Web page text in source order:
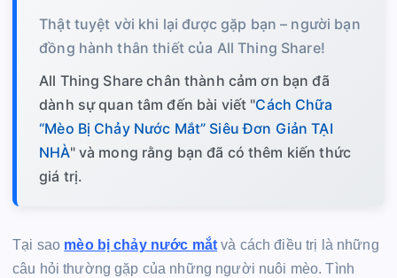
Thật tuyệt vời khi lại được gặp bạn – người bạn
đồng hành thân thiết của All Thing Share!
All Thing Share chân thành cảm ơn bạn đã
dành sự quan tâm đến bài viết "Cách Chữa
“Mèo Bị Chảy Nước Mắt” Siêu Đơn Giản TẠI
NHÀ" và mong rằng bạn đã có thêm kiến thức
giá trị.
Tại sao mèo bị chảy nước mắt và cách điều trị là những
câu hỏi thường gặp của những người nuôi mèo. Tình